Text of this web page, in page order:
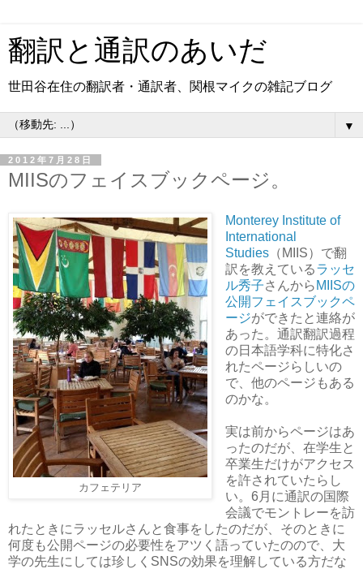
翻訳と通訳のあいだ
世田谷在住の翻訳者・通訳者、関根マイクの雑記ブログ
▼
2012年7月28日
MIISのフェイスブックページ。
カフェテリア
Monterey Institute of
International
Studies（MIIS）で翻
訳を教えているラッセ
ル秀子さんから MIISの
公開フェイスブックペ
ージができたと連絡が
あった。通訳翻訳過程
の日本語学科に特化さ
れたページらしいの
で、他のページもある
のかな。
実は前からページはあ
ったのだが、在学生と
卒業生だけがアクセス
を許されていたらし
い。6月に通訳の国際
会議でモントレーを訪
れたときにラッセルさんと食事をしたのだが、そのときに
何度も公開ページの必要性をアツく語っていたのので、大
学の先生にしては珍しくSNSの効果を理解している方だな